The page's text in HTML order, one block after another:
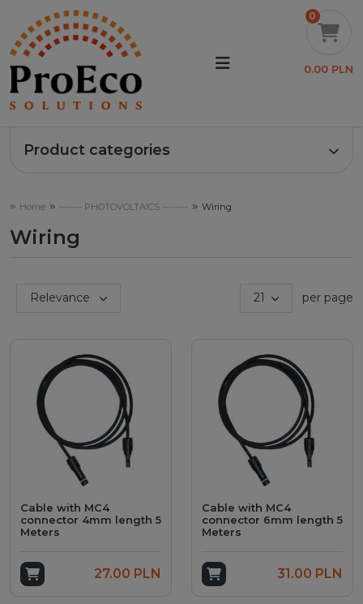
0
0.00 PLN
Product categories
Home ------- PHOTOVOLTAICS -------- Wiring
Wiring
Sort by:Relevance 21 per page
Cable with MC4
connector 4mm length 5
Meters
Add to cart27.00 PLN
Cable with MC4
connector 6mm length 5
Meters
Add to cart31.00 PLN